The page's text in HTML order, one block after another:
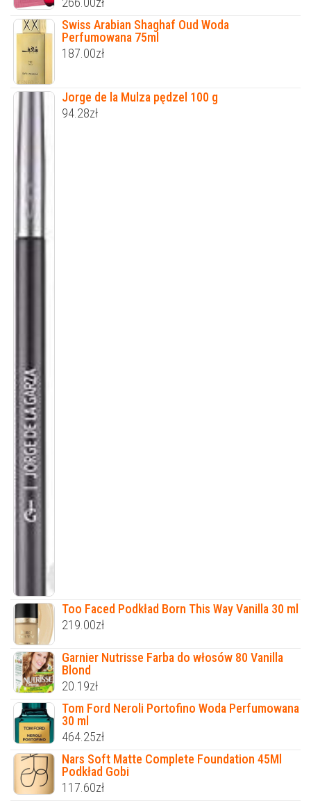
Swiss Arabian Shaghaf Oud Woda
Perfumowana 75ml
187.00zł
Jorge de la Mulza pędzel 100 g
94.28zł
Too Faced Podkład Born This Way Vanilla 30 ml
219.00zł
Garnier Nutrisse Farba do włosów 80 Vanilla
Blond
20.19zł
Tom Ford Neroli Portofino Woda Perfumowana
30 ml
464.25zł
Nars Soft Matte Complete Foundation 45Ml
Podkład Gobi
117.60zł